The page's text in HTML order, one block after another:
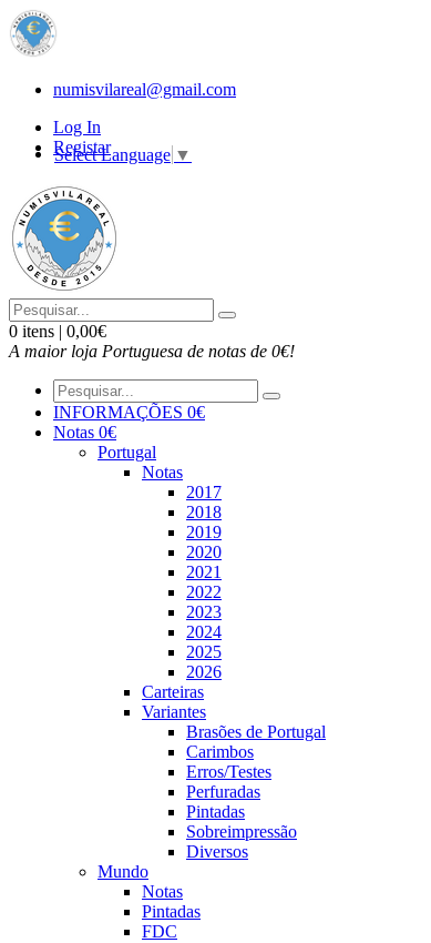
numisvilareal@gmail.com
Log In
Registar
Select Language ▼
0 itens | 0,00€
A maior loja Portuguesa de notas de 0€!
INFORMAÇÕES 0€
Notas 0€
Portugal
Notas
2017
2018
2019
2020
2021
2022
2023
2024
2025
2026
Carteiras
Variantes
Brasões de Portugal
Carimbos
Erros/Testes
Perfuradas
Pintadas
Sobreimpressão
Diversos
Mundo
Notas
Pintadas
FDC